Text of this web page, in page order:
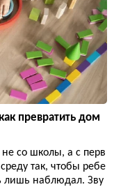
превратить дом
со школы, а с перв
так, чтобы ребе
лишь наблюдал. Зву